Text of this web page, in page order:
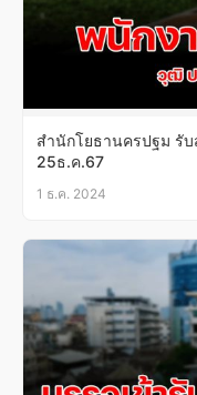
สำนักโยธานครปฐม รั
25ธ.ค.67
1 ธ.ค. 2024